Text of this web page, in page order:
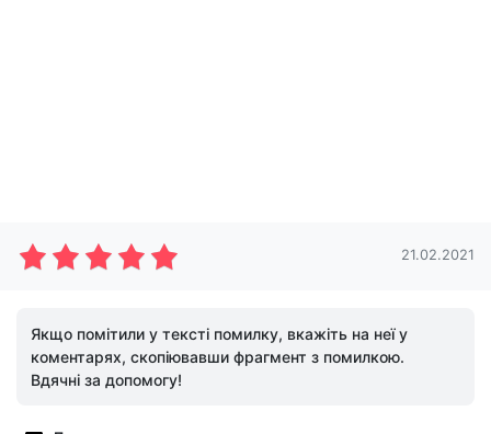
21.02.2021
Якщо помітили у тексті помилку, вкажіть на неї у
коментарях, скопіювавши фрагмент з помилкою.
Вдячні за допомогу!